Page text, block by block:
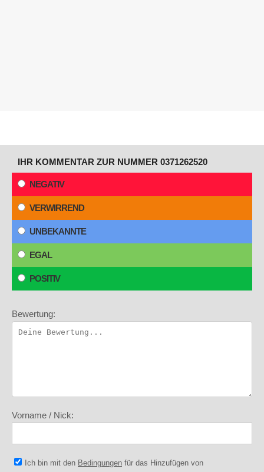
IHR KOMMENTAR ZUR NUMMER 0371262520
NEGATIV
VERWIRREND
UNBEKANNTE
EGAL
POSITIV
Bewertung:
Vorname / Nick:
Ich bin mit den Bedingungen für das Hinzufügen von